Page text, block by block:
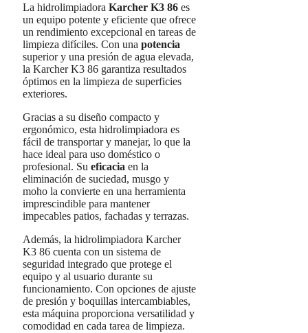
La hidrolimpiadora Karcher K3 86 es
un equipo potente y eficiente que ofrece
un rendimiento excepcional en tareas de
limpieza difíciles. Con una potencia
superior y una presión de agua elevada,
la Karcher K3 86 garantiza resultados
óptimos en la limpieza de superficies
exteriores.
Gracias a su diseño compacto y
ergonómico, esta hidrolimpiadora es
fácil de transportar y manejar, lo que la
hace ideal para uso doméstico o
profesional. Su eficacia en la
eliminación de suciedad, musgo y
moho la convierte en una herramienta
imprescindible para mantener
impecables patios, fachadas y terrazas.
Además, la hidrolimpiadora Karcher
K3 86 cuenta con un sistema de
seguridad integrado que protege el
equipo y al usuario durante su
funcionamiento. Con opciones de ajuste
de presión y boquillas intercambiables,
esta máquina proporciona versatilidad y
comodidad en cada tarea de limpieza.